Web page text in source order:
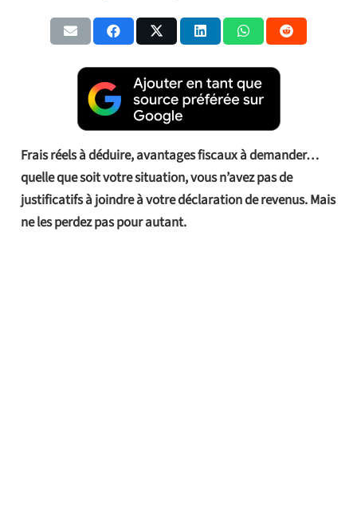
Frais réels à déduire, avantages fiscaux à demander…
quelle que soit votre situation, vous n’avez pas de
justificatifs à joindre à votre déclaration de revenus. Mais
ne les perdez pas pour autant.